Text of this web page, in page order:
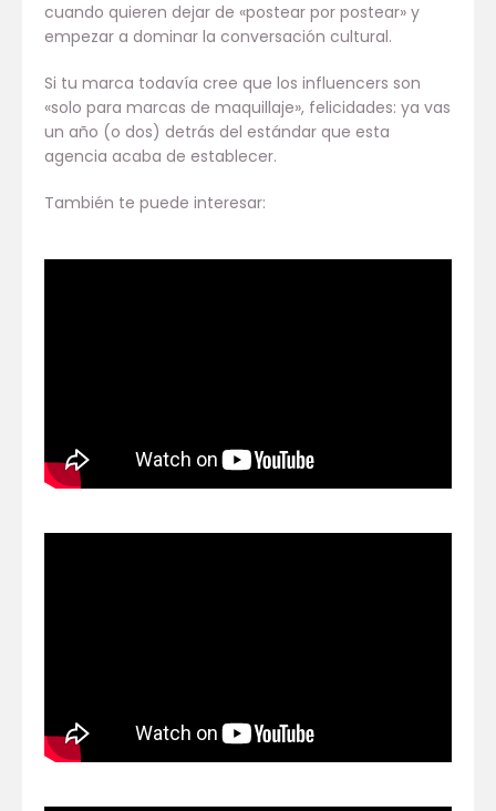
cuando quieren dejar de «postear por postear» y
empezar a dominar la conversación cultural.
Si tu marca todavía cree que los influencers son
«solo para marcas de maquillaje», felicidades: ya vas
un año (o dos) detrás del estándar que esta
agencia acaba de establecer.
También te puede interesar: